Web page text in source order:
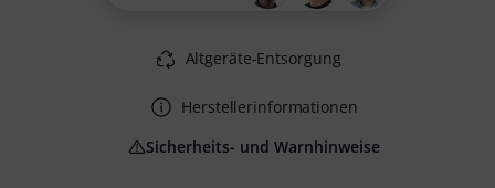
Altgeräte-Entsorgung
Herstellerinformationen
Sicherheits- und Warnhinweise